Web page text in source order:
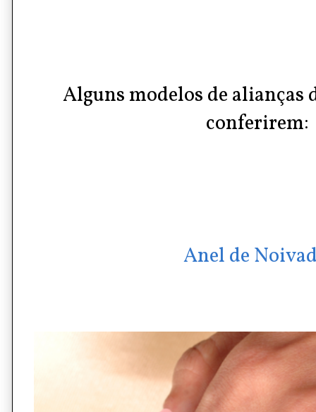
Alguns modelos de alianças
conferirem:
Anel de